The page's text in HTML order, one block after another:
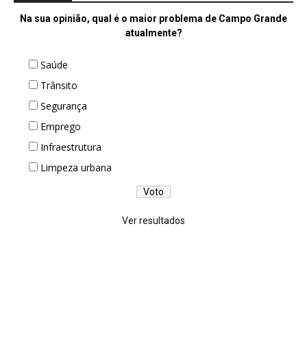
Na sua opinião, qual é o maior problema de Campo Grande
atualmente?
Saúde
Trânsito
Segurança
Emprego
Infraestrutura
Limpeza urbana
Ver resultados